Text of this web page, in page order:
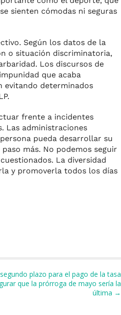
sienten cómodas ni seguras
Según los datos de la
o situación discriminatoria,
Los discursos de
que acaba
evitando determinados
frente a incidentes
Las administraciones
pueda desarrollar su
más. No podemos seguir
La diversidad
y promoverla todos los días
plazo para el pago de la tasa
que la prórroga de mayo sería la
última →